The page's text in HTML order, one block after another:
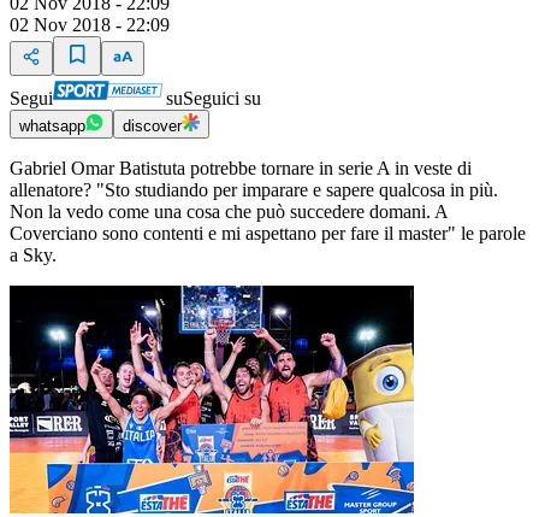
02 Nov 2018 - 22:09
Segui suSeguici su
whatsapp discover
Gabriel Omar Batistuta potrebbe tornare in serie A in veste di
allenatore? "Sto studiando per imparare e sapere qualcosa in più.
Non la vedo come una cosa che può succedere domani. A
Coverciano sono contenti e mi aspettano per fare il master" le parole
a Sky.